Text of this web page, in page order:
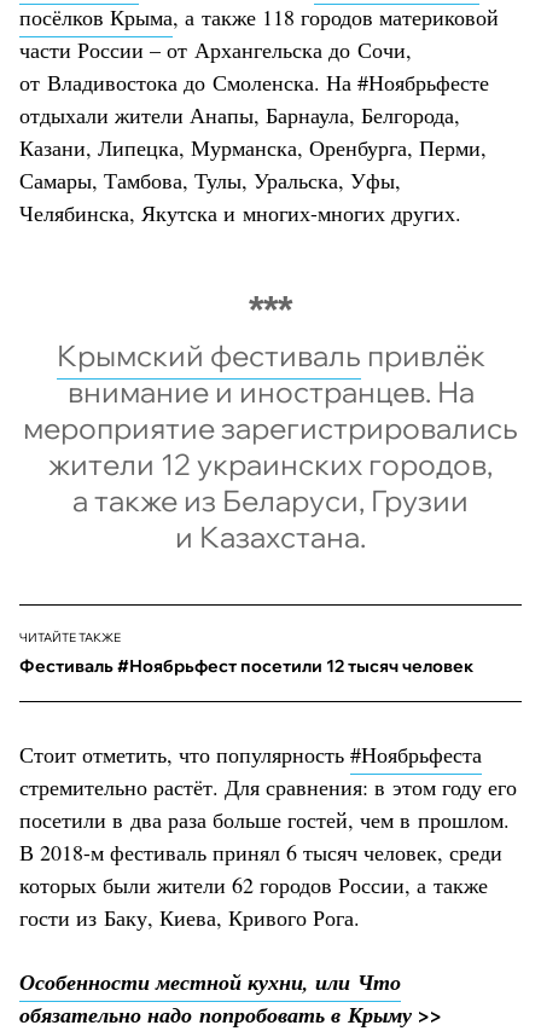
посёлков Крыма, а также 118 городов материковой
части России – от Архангельска до Сочи,
от Владивостока до Смоленска. На #Ноябрьфесте
отдыхали жители Анапы, Барнаула, Белгорода,
Казани, Липецка, Мурманска, Оренбурга, Перми,
Самары, Тамбова, Тулы, Уральска, Уфы,
Челябинска, Якутска и многих-многих других.
Крымский фестиваль привлёк
внимание и иностранцев. На
мероприятие зарегистрировались
жители 12 украинских городов,
а также из Беларуси, Грузии
и Казахстана.
ЧИТАЙТЕ ТАКЖЕ
Фестиваль #Ноябрьфест посетили 12 тысяч человек
Стоит отметить, что популярность #Ноябрьфеста
стремительно растёт. Для сравнения: в этом году его
посетили в два раза больше гостей, чем в прошлом.
В 2018-м фестиваль принял 6 тысяч человек, среди
которых были жители 62 городов России, а также
гости из Баку, Киева, Кривого Рога.
Особенности местной кухни, или Что
обязательно надо попробовать в Крыму >>